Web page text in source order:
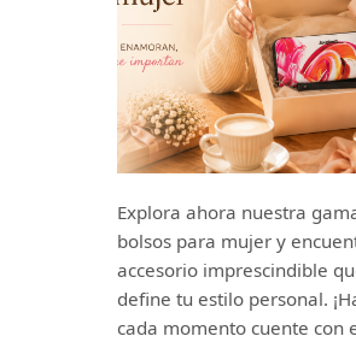
Explora ahora nuestra
bolsos para mujer y
accesorio imprescindible
define tu estilo personal.
cada momento cuente con